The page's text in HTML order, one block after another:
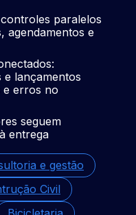
paralelos
agendamentos e
e lançamentos
e erros no
seguem
entrega
e gestão
Civil